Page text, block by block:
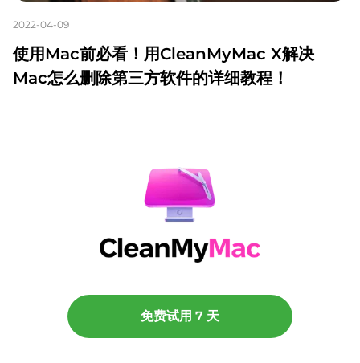
2022-04-09
使用Mac前必看！用CleanMyMac X解决
Mac怎么删除第三方软件的详细教程！
免费试用 7 天